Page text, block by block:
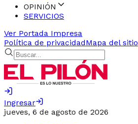
OPINIÓN
SERVICIOS
Ver Portada Impresa
Política de privacidadMapa del sitio
Ingresar
jueves, 6 de agosto de 2026